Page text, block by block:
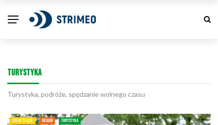
TURYSTYKA
Turystyka, podróże, spędzanie wolnego czasu
DOLNY ŚLĄSK REGION TURYSTYKA